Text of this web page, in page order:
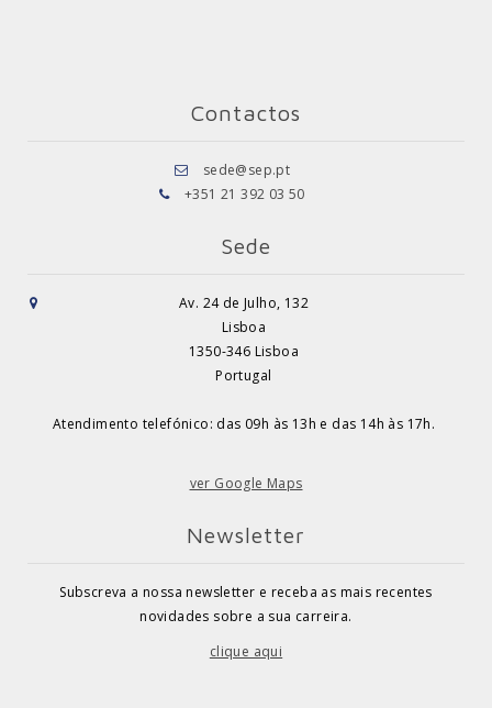
Contactos
sede@sep.pt
+351 21 392 03 50
Sede
Av. 24 de Julho, 132
Lisboa
1350-346 Lisboa
Portugal
Atendimento telefónico: das 09h às 13h e das 14h às 17h.
ver Google Maps
Newsletter
Subscreva a nossa newsletter e receba as mais recentes
novidades sobre a sua carreira.
clique aqui